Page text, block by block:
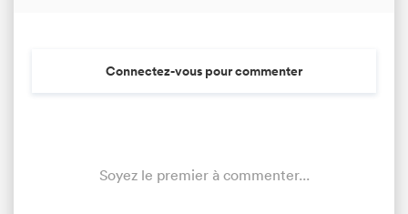
Connectez-vous pour commenter
Soyez le premier à commenter...